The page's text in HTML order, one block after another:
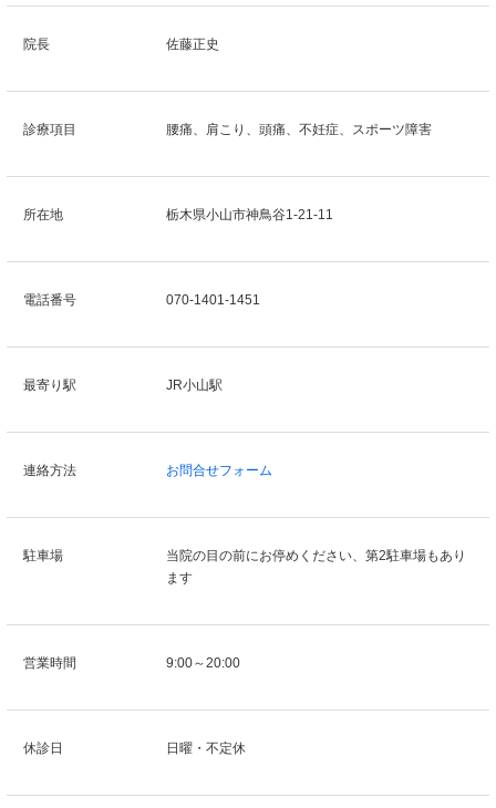
院長 佐藤正史
診療項目 腰痛、肩こり、頭痛、不妊症、スポーツ障害
所在地 栃木県小山市神鳥谷1-21-11
電話番号 070-1401-1451
最寄り駅 JR小山駅
連絡方法 お問合せフォーム
駐車場
当院の目の前にお停めください、第2駐車場もあり
ます
営業時間 9:00～20:00
休診日 日曜・不定休